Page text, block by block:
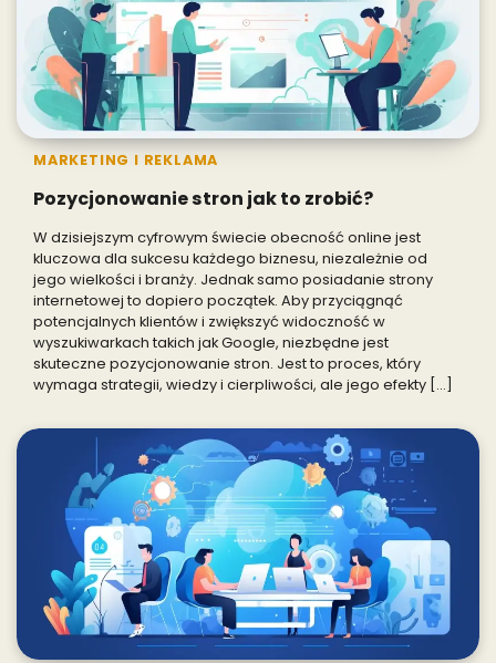
MARKETING I REKLAMA
Pozycjonowanie stron jak to zrobić?
W dzisiejszym cyfrowym świecie obecność online jest
kluczowa dla sukcesu każdego biznesu, niezależnie od
jego wielkości i branży. Jednak samo posiadanie strony
internetowej to dopiero początek. Aby przyciągnąć
potencjalnych klientów i zwiększyć widoczność w
wyszukiwarkach takich jak Google, niezbędne jest
skuteczne pozycjonowanie stron. Jest to proces, który
wymaga strategii, wiedzy i cierpliwości, ale jego efekty […]